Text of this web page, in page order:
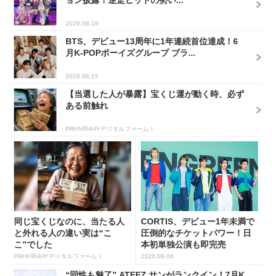
2026.06.19
BTS、デビュー13周年に1年連続首位達成！6
月K-POPボーイズグループ ブラ...
2026.06.15
【当選した人が暴露】宝くじ運が動く時、必ず
ある前触れ
PR(合同会社デジタルファーム )
同じ宝くじなのに、当たる人
と外れる人の違い実は“こ
こ”でした
PR(合同会社デジタルファーム )
CORTIS、デビュー1年未満で
圧倒的なチケットパワー！日
本初単独公演も即完売
2026.08.04